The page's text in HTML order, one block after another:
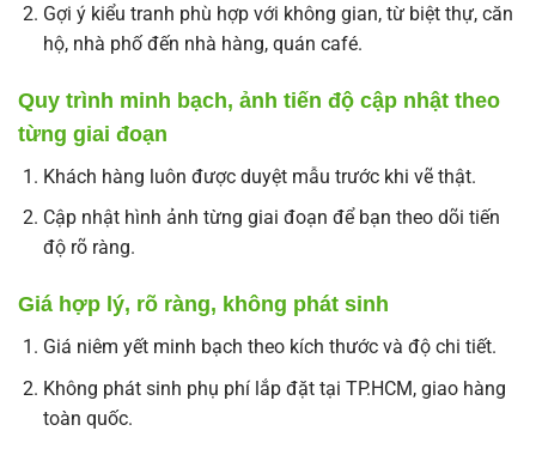
Gợi ý kiểu tranh phù hợp với không gian, từ biệt thự, căn
hộ, nhà phố đến nhà hàng, quán café.
Quy trình minh bạch, ảnh tiến độ cập nhật theo
từng giai đoạn
Khách hàng luôn được duyệt mẫu trước khi vẽ thật.
Cập nhật hình ảnh từng giai đoạn để bạn theo dõi tiến
độ rõ ràng.
Giá hợp lý, rõ ràng, không phát sinh
Giá niêm yết minh bạch theo kích thước và độ chi tiết.
Không phát sinh phụ phí lắp đặt tại TP.HCM, giao hàng
toàn quốc.